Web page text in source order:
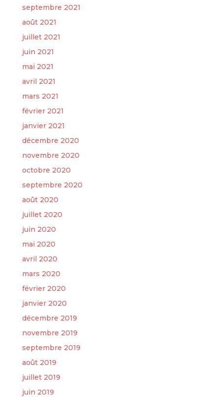
septembre 2021
août 2021
juillet 2021
juin 2021
mai 2021
avril 2021
mars 2021
février 2021
janvier 2021
décembre 2020
novembre 2020
octobre 2020
septembre 2020
août 2020
juillet 2020
juin 2020
mai 2020
avril 2020
mars 2020
février 2020
janvier 2020
décembre 2019
novembre 2019
septembre 2019
août 2019
juillet 2019
juin 2019